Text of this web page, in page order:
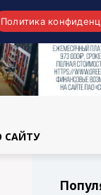
САЙТУ
Политика